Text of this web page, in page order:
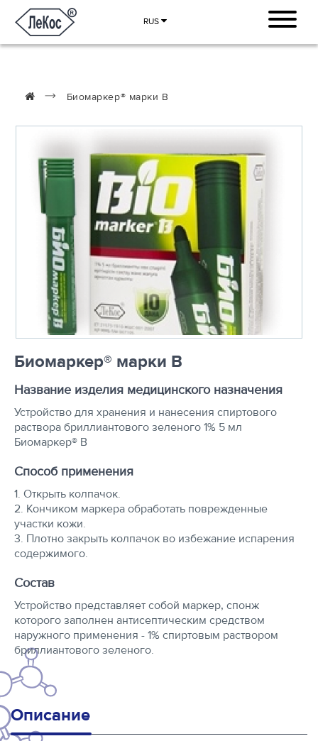
RUS
Биомаркер® марки В
Биомаркер® марки В
Название изделия медицинского назначения
Устройство для хранения и нанесения спиртового
раствора бриллиантового зеленого 1% 5 мл
Биомаркер® B
Способ применения
1. Открыть колпачок.
2. Кончиком маркера обработать поврежденные
участки кожи.
3. Плотно закрыть колпачок во избежание испарения
содержимого.
Состав
Устройство представляет собой маркер, спонж
которого заполнен антисептическим средством
наружного применения - 1% спиртовым раствором
бриллиантового зеленого.
Описание